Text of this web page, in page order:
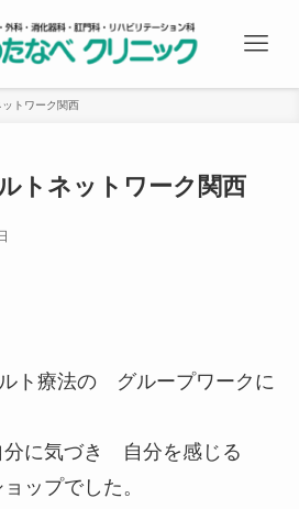
トワーク関西
トネットワーク関西
ト療法の グループワークに
に気づき 自分を感じる
ップでした。